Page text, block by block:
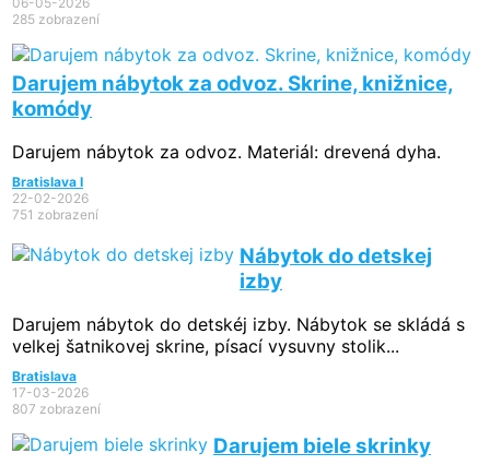
285 zobrazení
Darujem nábytok za odvoz. Skrine, knižnice,
komódy
Darujem nábytok za odvoz. Materiál: drevená dyha.
Bratislava I
22-02-2026
751 zobrazení
Nábytok do detskej
izby
Darujem nábytok do detskéj izby. Nábytok se skládá s
velkej šatnikovej skrine, písací vysuvny stolik...
Bratislava
17-03-2026
807 zobrazení
Darujem biele skrinky